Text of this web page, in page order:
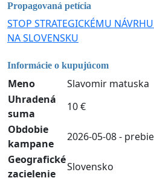
Propagovaná petícia
STOP STRATEGICKÉMU
NA SLOVENSKU
Informácie o kupujúcom
Meno
Slavomir matuska
Uhradená
suma
10 €
Obdobie
kampane
2026-05-08 -
Geografické
zacielenie
Slovensko